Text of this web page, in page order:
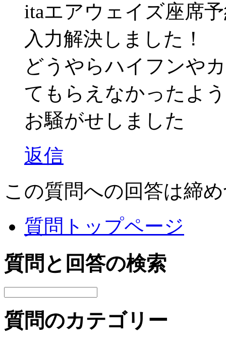
itaエアウェイズ座席
入力解決しました！
どうやらハイフンや
てもらえなかったよ
お騒がせしました
返信
この質問への回答は締
質問トップページ
質問と回答の検索
質問のカテゴリー